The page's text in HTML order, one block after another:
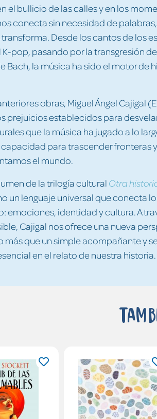
el bullicio de las calles y en los
conecta sin necesidad de
Desde los cantos de los
pop, pasando por la transgresión
Bach, la música ha sido el motor de
obras, Miguel Ángel Cajigal
prejuicios establecidos para
que la música ha jugado a lo
para trascender fronteras
el mundo.
de la trilogía cultural Otra
un lenguaje universal que conecta
emociones, identidad y cultura. A
Cajigal nos ofrece una nueva
más que un simple acompañante y
en el relato de nuestra historia.